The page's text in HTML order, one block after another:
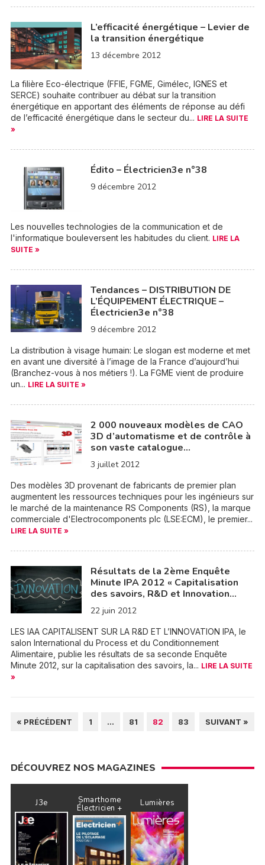
L’efficacité énergétique – Levier de
la transition énergétique
13 décembre 2012
La filière Eco-électrique (FFIE, FGME, Gimélec, IGNES et
SERCE) souhaite contribuer au débat sur la transition
énergétique en apportant des éléments de réponse au défi
de l’efficacité énergétique dans le secteur du... LIRE LA SUITE
»
Édito – Électricien3e n°38
9 décembre 2012
Les nouvelles technologies de la communication et de
l'informatique bouleversent les habitudes du client. LIRE LA
SUITE »
Tendances – DISTRIBUTION DE
L’ÉQUIPEMENT ÉLECTRIQUE –
Électricien3e n°38
9 décembre 2012
La distribution à visage humain: Le slogan est moderne et met
en avant une diversité à l’image de la France d’aujourd’hui
(Branchez-vous à nos métiers !). La FGME vient de produire
un... LIRE LA SUITE »
2 000 nouveaux modèles de CAO
3D d’automatisme et de contrôle à
son vaste catalogue…
3 juillet 2012
Des modèles 3D provenant de fabricants de premier plan
augmentent les ressources techniques pour les ingénieurs sur
le marché de la maintenance RS Components (RS), la marque
commerciale d'Electrocomponents plc (LSE:ECM), le premier...
LIRE LA SUITE »
Résultats de la 2ème Enquête
Minute IPA 2012 « Capitalisation
des savoirs, R&D et Innovation…
22 juin 2012
LES IAA CAPITALISENT SUR LA R&D ET L’INNOVATION IPA, le
salon International du Process et du Conditionnement
Alimentaire, publie les résultats de sa seconde Enquête
Minute 2012, sur la capitalisation des savoirs, la... LIRE LA SUITE
»
PAGINATION
« PRÉCÉDENT 1 … 81 82 83 SUIVANT »
DÉCOUVREZ NOS MAGAZINES
J3e Smarthome
Électricien + Lumières